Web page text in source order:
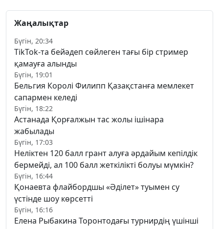
Жаңалықтар
Бүгін, 20:34
TikTok-та бейәдеп сөйлеген тағы бір стример
қамауға алынды
Бүгін, 19:01
Бельгия Королі Филипп Қазақстанға мемлекет
сапармен келеді
Бүгін, 18:22
Астанада Қорғалжын тас жолы ішінара
жабылады
Бүгін, 17:03
Неліктен 120 балл грант алуға әрдайым кепілдік
бермейді, ал 100 балл жеткілікті болуы мүмкін?
Бүгін, 16:44
Қонаевта флайбордшы «Әділет» туымен су
үстінде шоу көрсетті
Бүгін, 16:16
Елена Рыбакина Торонтодағы турнирдің үшінші